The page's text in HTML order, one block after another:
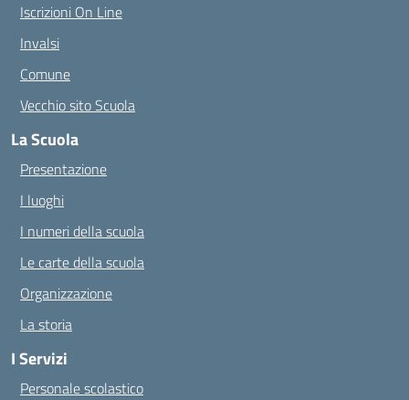
Iscrizioni On Line
Invalsi
Comune
Vecchio sito Scuola
La Scuola
Presentazione
I luoghi
I numeri della scuola
Le carte della scuola
Organizzazione
La storia
I Servizi
Personale scolastico